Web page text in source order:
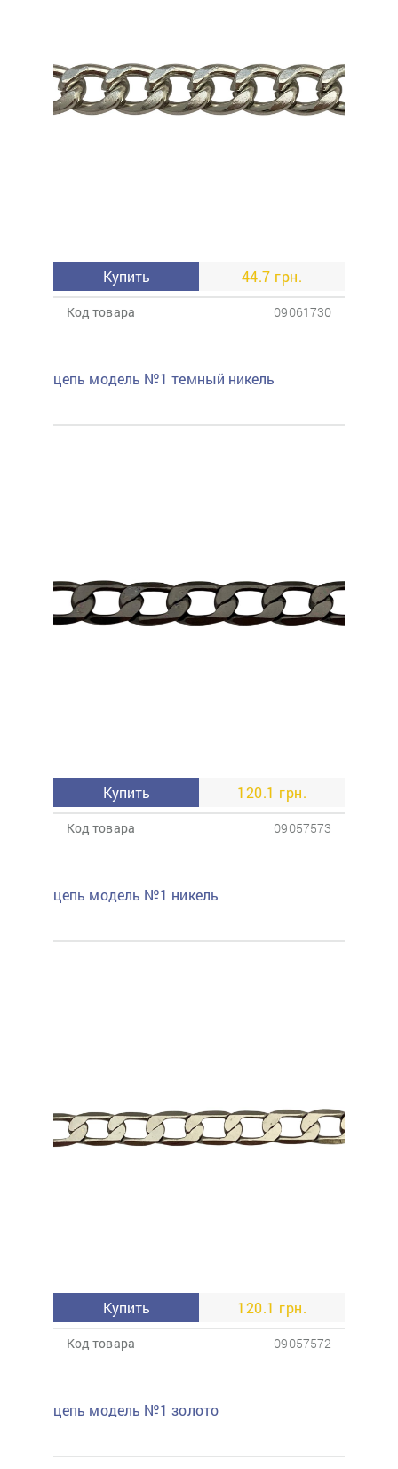
Купить 44.7 грн.
Код товара 09061730
цепь модель №1 темный никель
Купить 120.1 грн.
Код товара 09057573
цепь модель №1 никель
Купить 120.1 грн.
Код товара 09057572
цепь модель №1 золото